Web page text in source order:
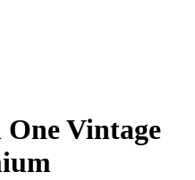
Vintage